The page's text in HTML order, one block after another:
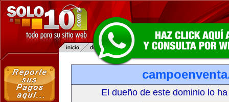
El dueño de este dominio lo